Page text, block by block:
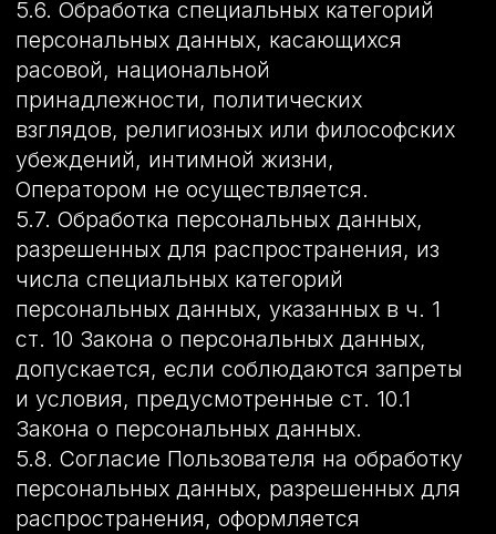
предусмотрено федеральным законом.
7. Цели обработки персональных данных
7.1. Цель обработки персональных
данных Пользователя:
– информирование Пользователя
посредством отправки электронных
писем;
– заключение, исполнение и
прекращение гражданско-правовых
договоров;
– предоставление доступа Пользователю
к сервисам, информации и/или
материалам, содержащимся на веб-
сайте http://оклейка-авто-пленкой.com.
7.2. Также Оператор имеет право
направлять Пользователю уведомления
о новых продуктах и услугах,
специальных предложениях и различных
событиях. Пользователь всегда может
отказаться от получения
информационных сообщений, направив
Оператору письмо на адрес электронной
почты detailingmontana@yandex.ru с
пометкой «Отказ от уведомлений о
новых продуктах и услугах и